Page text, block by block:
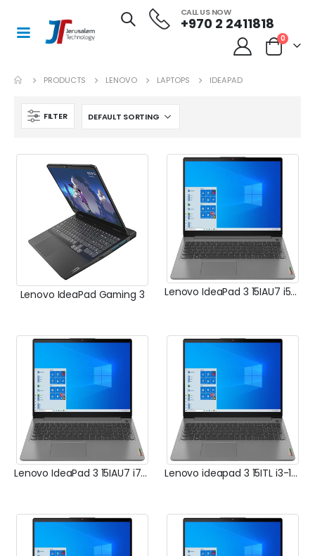
CALL US NOW
+970 2 2411818
0
PRODUCTS LENOVO LAPTOPS IDEAPAD
FILTER
Lenovo IdeaPad Gaming 3 Lenovo IdeaPad 3 15IAU7 i5-1235U
Lenovo IdeaPad 3 15IAU7 i7-1255U Lenovo ideapad 3 15ITL i3-1215U